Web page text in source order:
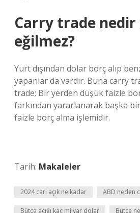
Carry trade
eğilmez?
Yurt dışından dolar borç alıp
yapanlar da vardır. Buna carry
trade; Bir yerden düşük faizle
farkından yararlanarak başka
faizle borç alma işlemidir.
Tarih: Makaleler
2024 cari açık ne kadar ABD neden
Bütçe açığı kaç milyar dolar Bütçe